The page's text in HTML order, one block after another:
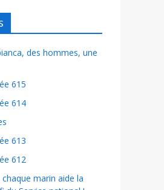
des hommes, une
615
614
613
612
marin aide la